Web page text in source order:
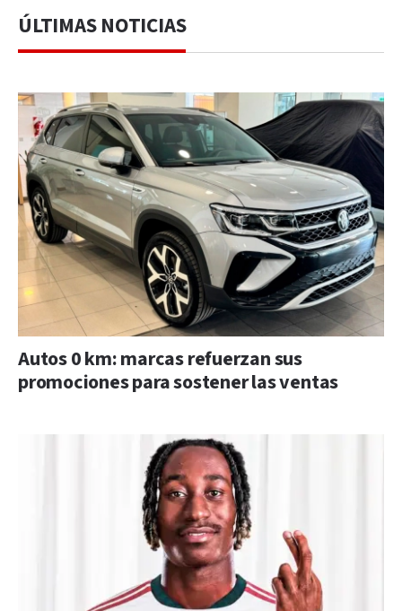
ÚLTIMAS NOTICIAS
Autos 0 km: marcas refuerzan sus
promociones para sostener las ventas